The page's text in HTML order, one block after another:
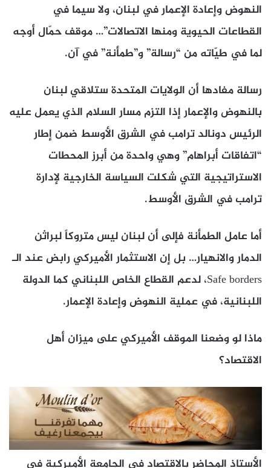
النهوض وإعادة الإعمار في لبنان، ولا سيما في
القطاعات الحيوية ومنها الاتصالات”… موقف حمّال أوجه
لما في طيّاته من “رسالة” و”طمأنة” في آن.
رسالة مفادها أن الولايات المتحدة ستلاقي لبنان
بالنهوض والإعمار إذا التزم مسار السلام الذي يعمل عليه
الرئيس دونالد ترامب في الشرق الأوسط ضمن إطار
“اتفاقات أبراهام” وهي واحدة من أبرز المحطات
الاستراتيجية التي شكلت السياسة الخارجية لإدارة
ترامب في الشرق الأوسط.
أما عامل الطمأنة فإلى أن لبنان ليس متروكاً لبراثن
الدمار والانهيار… بل إن الاستثمار الأميركي رابض عند الـ
Safe borders، لدعم القطاع الخاص اللبناني كما الدولة
اللبنانية، في عملية النهوض وإعادة الإعمار.
ماذا لو وضعنا الموقف الأميركي على ميزان أهل
الاقتصاد؟